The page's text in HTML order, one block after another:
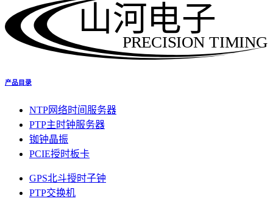
PRECISION TIMING
山河电子
产品目录
NTP网络时间服务器
PTP主时钟服务器
铷钟晶振
PCIE授时板卡
GPS北斗授时子钟
PTP交换机